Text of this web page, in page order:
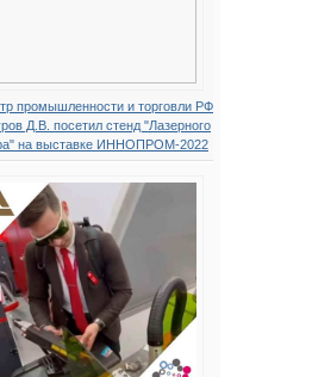
промышленности и торговли РФ
Д.В. посетил стенд "Лазерного
на выставке ИННОПРОМ-2022